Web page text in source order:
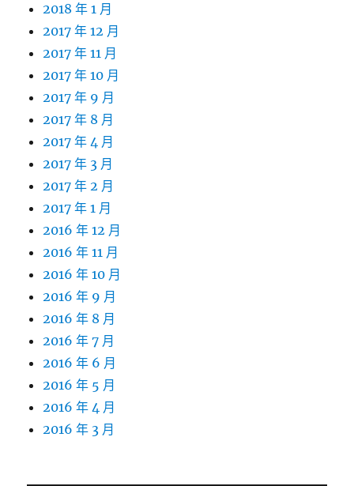
2018 年 1 月
2017 年 12 月
2017 年 11 月
2017 年 10 月
2017 年 9 月
2017 年 8 月
2017 年 4 月
2017 年 3 月
2017 年 2 月
2017 年 1 月
2016 年 12 月
2016 年 11 月
2016 年 10 月
2016 年 9 月
2016 年 8 月
2016 年 7 月
2016 年 6 月
2016 年 5 月
2016 年 4 月
2016 年 3 月